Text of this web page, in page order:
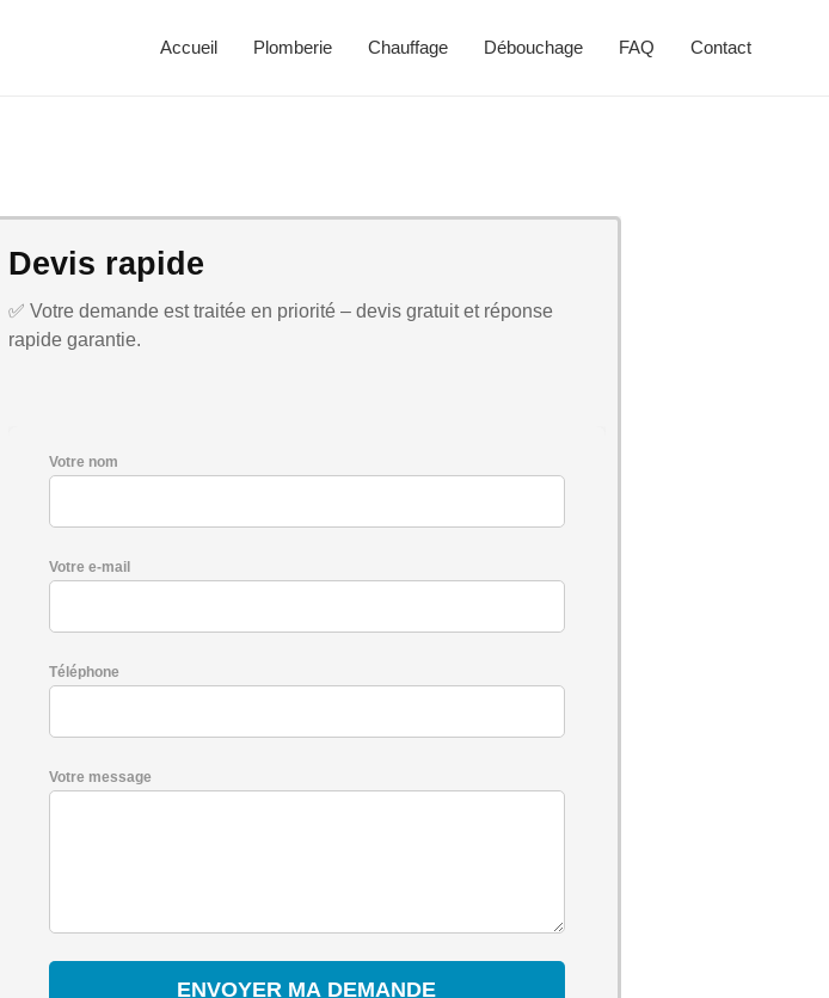
Accueil Plomberie Chauffage Débouchage FAQ Contact
Devis rapide
✅ Votre demande est traitée en priorité – devis gratuit et réponse
rapide garantie.
Votre nom
Votre e-mail
Téléphone
Votre message